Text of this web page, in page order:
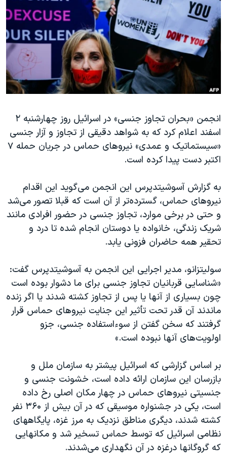
فرهنگ و زندگی
حقوق شهروندی
اقتصادی
علم و فناوری
اسرائیل در جنگ
آرشیو پخش زنده
مستندها
انتخابات ریاست جمهوری آمریکا ۲۰۲۴
حمله جمهوری اسلامی به اسرائیل
رمز مهسا
ورزش زنان در ایران
مجموعه مستندهای دادخواهی
تریبونال مردمی آبان ۹۸
دادگاه حمید نوری
قانون شفافیت دارائی کادر رهبری ایران
اعتراضات مردمی آبان ۹۸
اسرائیل در جنگ
نرگس محمدی برنده جایزه نوبل صلح
همایش محافظه‌کاران آمریکا «سی‌پک»
صفحه‌های ویژه
سفر پرزیدنت ترامپ به چین
دنبال کنید
زبانهای مختلف
انجمن «بحران تجاوز جنسی» در اسرائیل روز چهارشنبه ۲
اسفند اعلام کرد که به شواهد دقیقی از تجاوز و آزار جنسی
«سیستماتیک و عمدی» نیروهای حماس در جریان حمله ۷
اکتبر دست پیدا کرده است.
به گزارش آسوشیتدپرس این انجمن می‌گوید این اقدام
نیروهای حماس، گسترده‌تر از آن است که قبلا تصور می‌شد
و حتی در برخی موارد، تجاوز جنسی در حضور افرادی مانند
شریک زندگی، خانواده یا دوستان انجام شده تا درد و
تحقیر همه حاضران فزونی یابد.
سولیتزانو، مدیر اجرایی این انجمن به آسوشیتدپرس گفت:
«شناسایی قربانیان تجاوز جنسی برای ما دشوار بوده است
چون بسیاری از آنها یا پس از تجاوز کشته شدند یا اگر زنده
ماندند آن قدر تحت تأثیر این جنایت نیروهای حماس قرار
گرفتند که سخن گفتن از سوء‌استفاده جنسی، جزو
اولویت‌های آنها نبوده است.»
بر اساس گزارشی که اسرائیل پیشتر به سازمان ملل و
بازرسان این سازمان ارائه داده است، خشونت جنسی و
جنسیتی نیروهای حماس در چهار مکان اصلی رخ داده
است، یکی در جشنواره موسیقی که در آن بیش از ۳۶۰ نفر
کشته شدند، دیگری مناطق نزدیک به مرز غزه، پایگاههای
نظامی اسرائیل که توسط حماس تسخیر شد و مکانهایی
که گروگانها درغزه در آن نگهداری می‌شدند.